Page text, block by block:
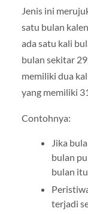
Jenis ini
satu bulan
ada satu kali
bulan sekitar
memiliki dua
yang memiliki
Contohnya:
Jika
bulan
bulan
terjadi